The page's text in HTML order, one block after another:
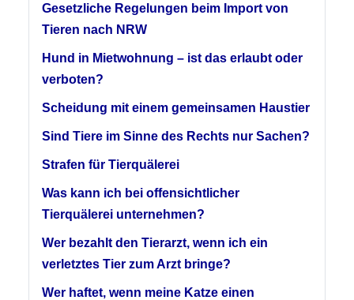
Gesetzliche Regelungen beim Import von
Tieren nach NRW
Hund in Mietwohnung – ist das erlaubt oder
verboten?
Scheidung mit einem gemeinsamen Haustier
Sind Tiere im Sinne des Rechts nur Sachen?
Strafen für Tierquälerei
Was kann ich bei offensichtlicher
Tierquälerei unternehmen?
Wer bezahlt den Tierarzt, wenn ich ein
verletztes Tier zum Arzt bringe?
Wer haftet, wenn meine Katze einen